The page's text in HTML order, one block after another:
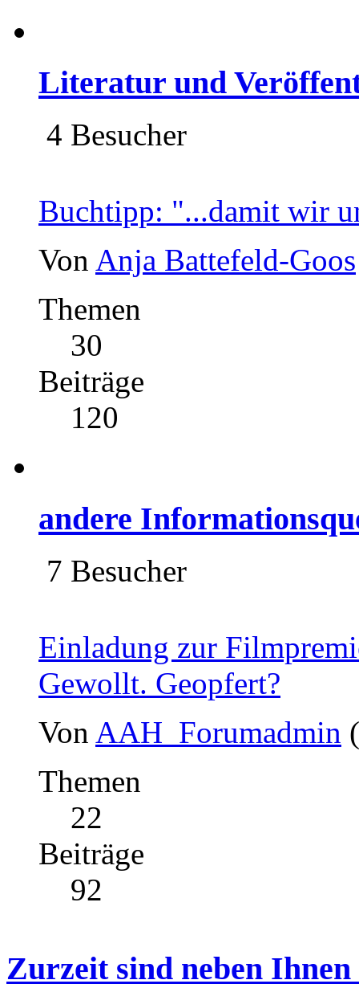
Literatur und
4 Besucher
Buchtipp: "...damit wir
Von Anja Battefeld-Goos
Themen
30
Beiträge
120
andere
7 Besucher
Einladung zur
Gewollt. Geopfert?
Von AAH_Forumadmin
Themen
22
Beiträge
92
Zurzeit sind neben